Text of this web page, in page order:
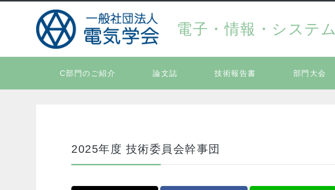
電子・情報・システム
C部門のご紹介 論文誌 技術報告書 部門大会
2025年度 技術委員会幹事団